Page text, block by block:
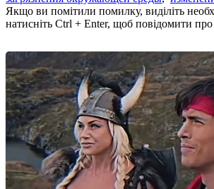
Якщо ви помітили помилку, виділіть
натисніть Ctrl + Enter, щоб повідомити